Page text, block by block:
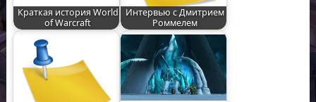
Краткая история World
of Warcraft
Интервью с Дмитрием
Роммелем